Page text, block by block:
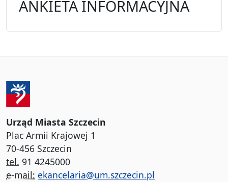
ANKIETA INFORMACYJNA
Urząd Miasta Szczecin
Plac Armii Krajowej 1
70-456 Szczecin
tel. 91 4245000
e-mail: ekancelaria@um.szczecin.pl